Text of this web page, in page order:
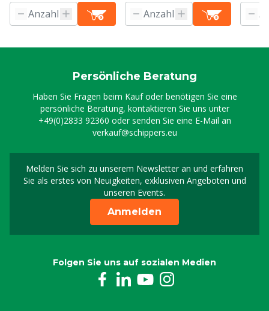
Persönliche Beratung
Haben Sie Fragen beim Kauf oder benötigen Sie eine
persönliche Beratung, kontaktieren Sie uns unter
+49(0)2833 92360 oder senden Sie eine E-Mail an
verkauf@schippers.eu
Melden Sie sich zu unserem Newsletter an und erfahren
Sie als erstes von Neuigkeiten, exklusiven Angeboten und
unseren Events.
Melden Sie sich für
Anmelden
Folgen Sie uns auf sozialen Medien